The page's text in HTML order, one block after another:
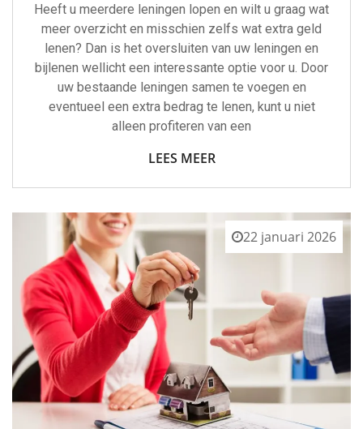
Heeft u meerdere leningen lopen en wilt u graag wat
meer overzicht en misschien zelfs wat extra geld
lenen? Dan is het oversluiten van uw leningen en
bijlenen wellicht een interessante optie voor u. Door
uw bestaande leningen samen te voegen en
eventueel een extra bedrag te lenen, kunt u niet
alleen profiteren van een
LEES MEER
22 januari 2026